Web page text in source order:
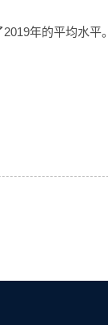
年的平均水平。